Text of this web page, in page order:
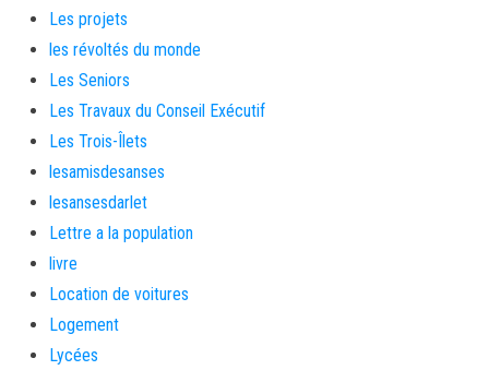
Les projets
les révoltés du monde
Les Seniors
Les Travaux du Conseil Exécutif
Les Trois-Îlets
lesamisdesanses
lesansesdarlet
Lettre a la population
livre
Location de voitures
Logement
Lycées